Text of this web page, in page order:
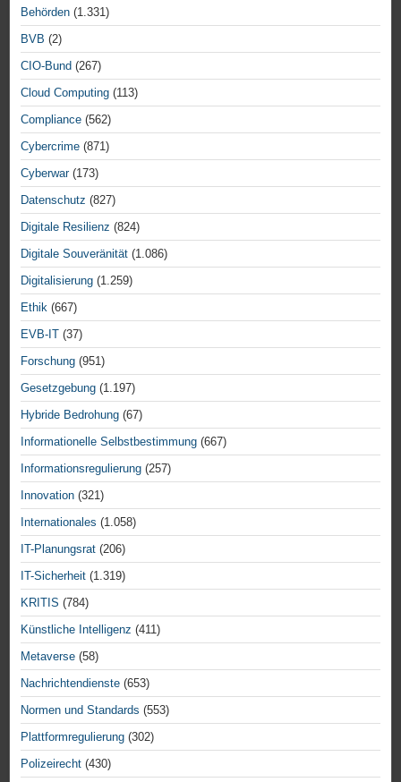
Behörden (1.331)
BVB (2)
CIO-Bund (267)
Cloud Computing (113)
Compliance (562)
Cybercrime (871)
Cyberwar(173)
Datenschutz (827)
Digitale Resilienz (824)
Digitale Souveränität (1.086)
Digitalisierung (1.259)
Ethik (667)
EVB-IT (37)
Forschung (951)
Gesetzgebung (1.197)
Hybride Bedrohung (67)
Informationelle Selbstbestimmung (667)
Informationsregulierung (257)
Innovation (321)
Internationales (1.058)
IT-Planungsrat (206)
IT-Sicherheit (1.319)
KRITIS (784)
Künstliche Intelligenz (411)
Metaverse (58)
Nachrichtendienste (653)
Normen und Standards (553)
Plattformregulierung (302)
Polizeirecht (430)